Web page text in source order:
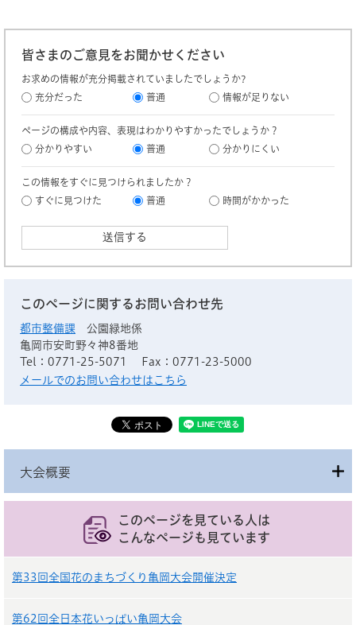
皆さまのご意見をお聞かせください
お求めの情報が充分掲載されていましたでしょうか?
充分だった
普通 情報が足りない
ページの構成や内容、表現はわかりやすかったでしょうか？
分かりやすい
普通 分かりにくい
この情報をすぐに見つけられましたか？
すぐに見つけた
普通 時間がかかった
このページに関するお問い合わせ先
都市整備課
公園緑地係
亀岡市安町野々神8番地
Tel：0771-25-5071
Fax：0771-23-5000
メールでのお問い合わせはこちら
大会概要
このページを見ている人は
こんなページも見ています
第33回全国花のまちづくり亀岡大会開催決定
第62回全日本花いっぱい亀岡大会